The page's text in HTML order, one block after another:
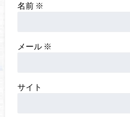
名前 ※
メール ※
サイト